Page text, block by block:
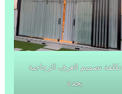
تكلفة تصميم الغرف الزجاجية
بجدة